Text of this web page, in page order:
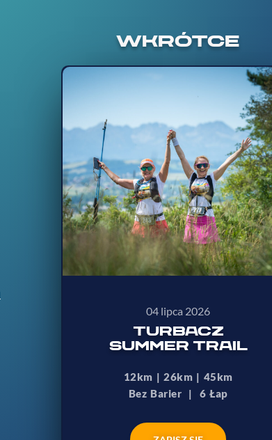
WKRÓTCE
04 lipca 2026
TURBACZ
SUMMER TRAIL
12km | 26km | 45km
Bez Barier | 6 Łap